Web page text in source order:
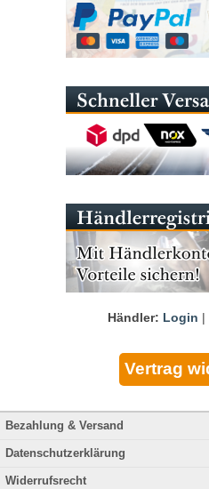
Händler: Login |
Bezahlung & Versand
Datenschutzerklärung
Widerrufsrecht